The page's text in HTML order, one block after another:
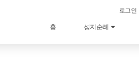
로그인
홈 성지순례